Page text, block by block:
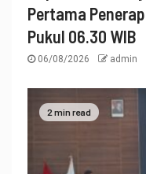
Pertama
Pukul 06.30 WIB
06/08/2026 admin
2 min read